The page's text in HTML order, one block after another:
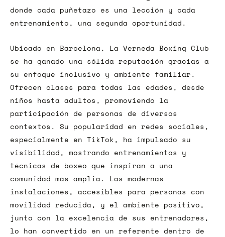
donde cada puñetazo es una lección y cada
entrenamiento, una segunda oportunidad.
Ubicado en Barcelona, La Verneda Boxing Club
se ha ganado una sólida reputación gracias a
su enfoque inclusivo y ambiente familiar.
Ofrecen clases para todas las edades, desde
niños hasta adultos, promoviendo la
participación de personas de diversos
contextos. Su popularidad en redes sociales,
especialmente en TikTok, ha impulsado su
visibilidad, mostrando entrenamientos y
técnicas de boxeo que inspiran a una
comunidad más amplia. Las modernas
instalaciones, accesibles para personas con
movilidad reducida, y el ambiente positivo,
junto con la excelencia de sus entrenadores,
lo han convertido en un referente dentro de